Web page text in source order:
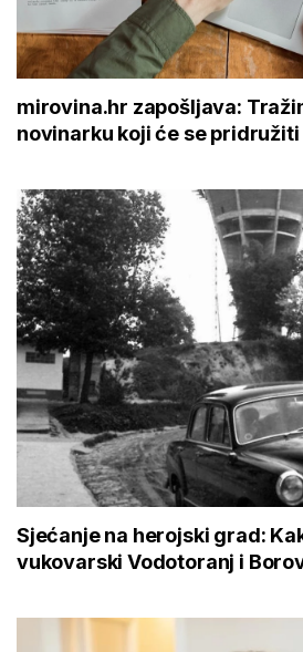
mirovina.hr zapošljava:
novinarku koji će se
Sjećanje na herojski grad:
vukovarski Vodotoranj i